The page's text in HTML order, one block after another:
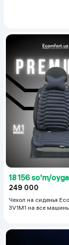
18 156 so'm/oyga
249 000
Чехол на сиденья
3V1M1 на все машины, темно-